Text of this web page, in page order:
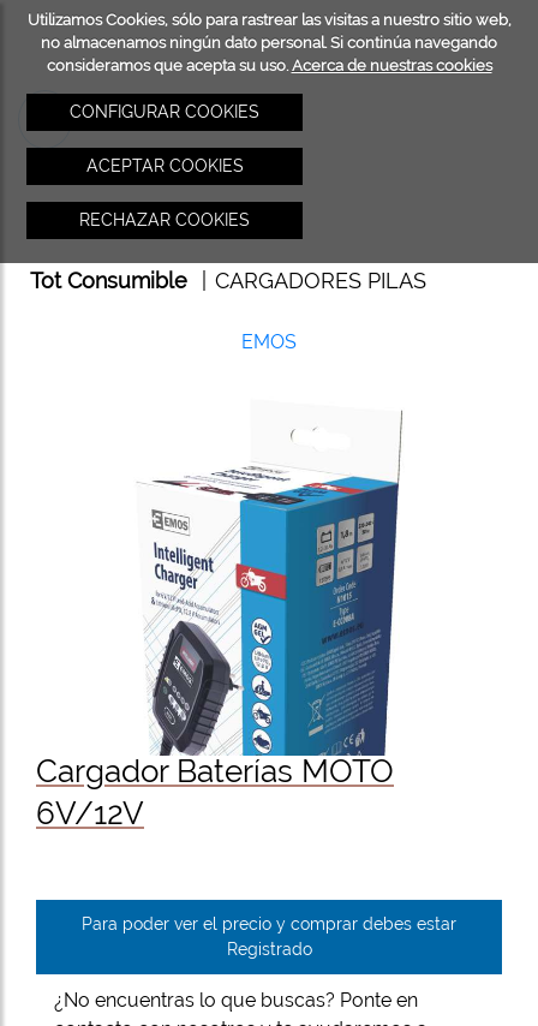
Utilizamos Cookies, sólo para rastrear las visitas a nuestro sitio web,
no almacenamos ningún dato personal. Si continúa navegando
consideramos que acepta su uso. Acerca de nuestras cookies
CONFIGURAR COOKIES
ACEPTAR COOKIES
RECHAZAR COOKIES
INICIO
TOT
Tot Consumible CARGADORES PILAS
EMOS
Cargador Baterías MOTO
6V/12V
Para poder ver el precio y comprar debes estar
Registrado
¿No encuentras lo que buscas? Ponte en